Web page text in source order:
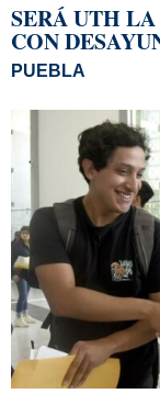
SERÁ UTH
CON
PUEBLA